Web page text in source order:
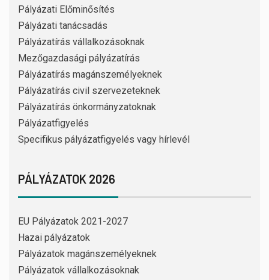
Pályázati Előminősítés
Pályázati tanácsadás
Pályázatírás vállalkozásoknak
Mezőgazdasági pályázatírás
Pályázatírás magánszemélyeknek
Pályázatírás civil szervezeteknek
Pályázatírás önkormányzatoknak
Pályázatfigyelés
Specifikus pályázatfigyelés vagy hírlevél
PÁLYÁZATOK 2026
EU Pályázatok 2021-2027
Hazai pályázatok
Pályázatok magánszemélyeknek
Pályázatok vállalkozásoknak